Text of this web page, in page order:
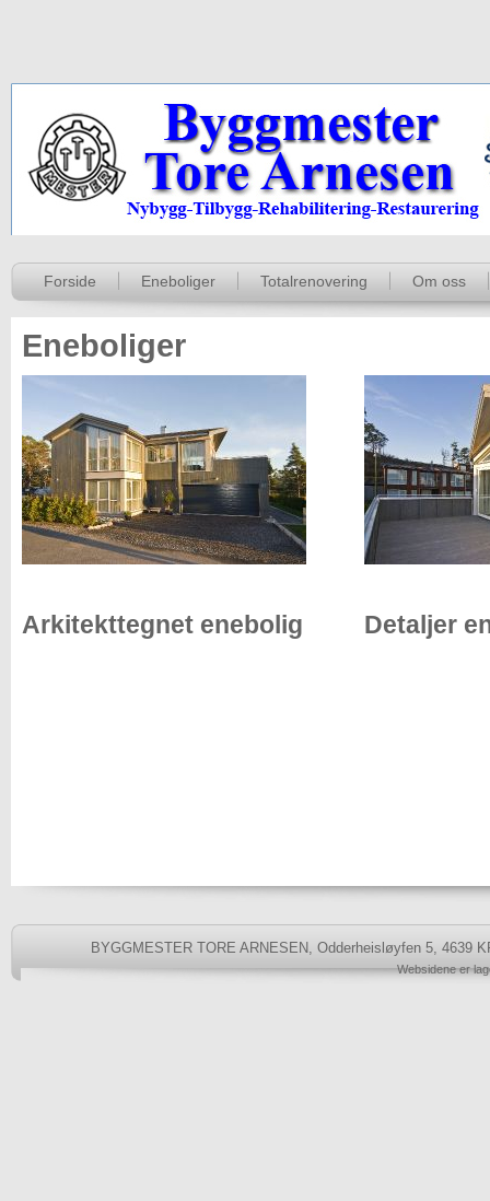
Forside Eneboliger Totalrenovering Om oss
Eneboliger
Arkitekttegnet enebolig Detaljer
BYGGMESTER TORE ARNESEN, Odderheisløyfen 5, 4639
Websidene er